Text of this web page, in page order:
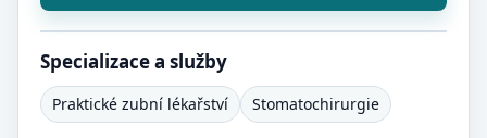
Specializace a služby
Praktické zubní lékařství Stomatochirurgie